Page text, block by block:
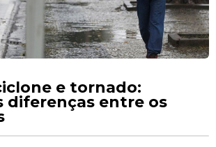
e tornado:
diferenças entre os